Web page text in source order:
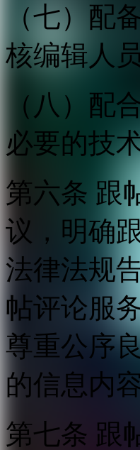
（七）配
核编辑人
（八）配
必要的技
第六条 跟
议，明确
法律法规
帖评论服
尊重公序
的信息内容
第七条 跟